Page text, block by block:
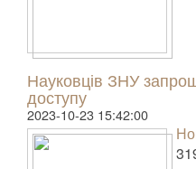
Науковців ЗНУ
доступу
2023-10-23 15:42:00